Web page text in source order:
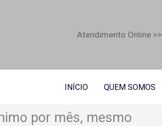
Atendimento Online >>
INÍCIO QUEM SOMOS
por mês, mesmo